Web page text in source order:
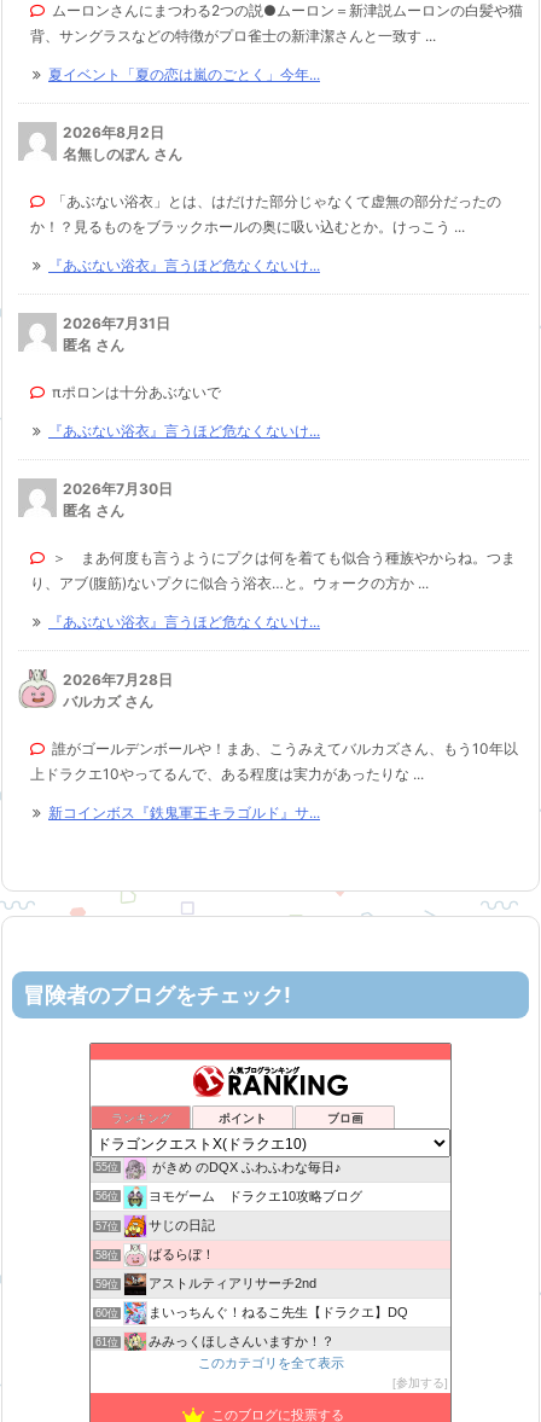
ムーロンさんにまつわる2つの説●ムーロン＝新津説ムーロンの白髪や猫
背、サングラスなどの特徴がプロ雀士の新津潔さんと一致す ...
夏イベント「夏の恋は嵐のごとく」今年...
2026年8月2日
名無しのぽん さん
「あぶない浴衣」とは、はだけた部分じゃなくて虚無の部分だったの
か！？見るものをブラックホールの奥に吸い込むとか。けっこう ...
『あぶない浴衣』言うほど危なくないけ...
2026年7月31日
匿名 さん
πポロンは十分あぶないで
『あぶない浴衣』言うほど危なくないけ...
2026年7月30日
匿名 さん
＞ まあ何度も言うようにプクは何を着ても似合う種族やからね。つま
り、アブ(腹筋)ないプクに似合う浴衣…と。ウォークの方か ...
『あぶない浴衣』言うほど危なくないけ...
2026年7月28日
バルカズ さん
誰がゴールデンボールや！まあ、こうみえてバルカズさん、もう10年以
上ドラクエ10やってるんで、ある程度は実力があったりな ...
新コインボス『鉄鬼軍王キラゴルド』サ...
冒険者のブログをチェック!
ランキング ポイント ブロ画
リホレイショ・ゲームブログ
53位 机上の空論-DQ10エアプ日記
54位 カスミ心理学研究所
55位 がきめ のDQX ふわふわな毎日♪
56位 ヨモゲーム ドラクエ10攻略ブログ
57位 サじの日記
58位 ばるらぼ！
59位 アストルティアリサーチ2nd
60位 まいっちんぐ！ねるこ先生【ドラクエ】DQ
61位 みみっくほしさんいますか！？
ドラクエ 金策の寄り道
このカテゴリを全て表示
参加する
このブログに投票する